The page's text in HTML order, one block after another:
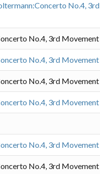
No.4, 3rd
No.4, 3rd Movement
No.4, 3rd Movement
No.4, 3rd Movement
No.4, 3rd Movement
No.4, 3rd Movement
No.4, 3rd Movement